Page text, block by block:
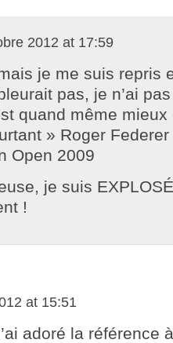
2012 at 17:59
je me suis repris
pas, je n’ai
quand même mieux
» Roger
Open 2009
je suis
!
at 15:51
adoré la référence